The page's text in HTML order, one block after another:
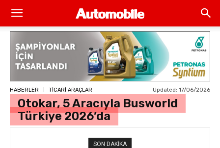
HABERLER TİCARİ ARAÇLAR Updated: 17/06/2026
Otokar, 5 Aracıyla Busworld
Türkiye 2026’da
SON DAKIKA